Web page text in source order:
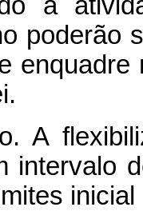
poderão
A
intervalo